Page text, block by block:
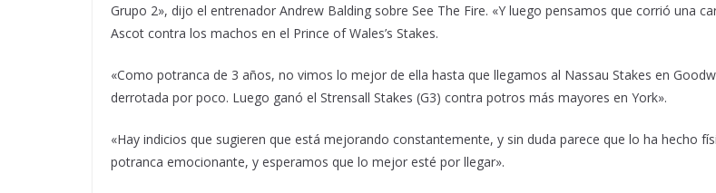
Grupo 2», dijo el entrenador Andrew Balding sobre See The Fire. «Y luego pensamos que corrió una
Ascot contra los machos en el Prince of Wales’s Stakes.
«Como potranca de 3 años, no vimos lo mejor de ella hasta que llegamos al Nassau Stakes en
derrotada por poco. Luego ganó el Strensall Stakes (G3) contra potros más mayores en York».
«Hay indicios que sugieren que está mejorando constantemente, y sin duda parece que lo ha hecho
potranca emocionante, y esperamos que lo mejor esté por llegar».